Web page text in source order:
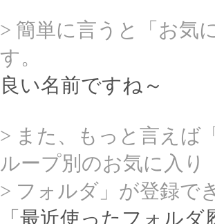
> 簡単に言うと「お気
す。
良い名前ですね～
> また、もっと言えば
ループ別のお気に入り
> フォルダ」が登録で
「最近使ったフォル